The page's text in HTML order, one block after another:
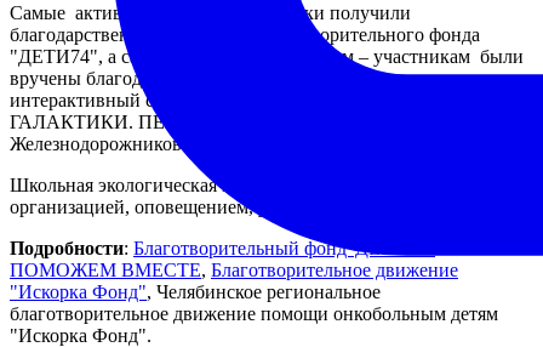
Самые активные классы – участники получили
благодарственные письма от Благотворительного фонда
"ДЕТИ74", а самым активным ученикам – участникам были
вручены благодарственные письма и билеты на
интерактивный спектакль – шоу «ХРАНИТЕЛИ
ГАЛАКТИКИ. ПЕРВЫЙ ПАТРУЛЬ» в ДК
Железнодорожников.
Школьная экологическая команда «Юниэк» занималась
организацией, оповещением, упаковкой и доставкой.
Подробности: Благотворительный фонд"ДЕТИ74"
ПОМОЖЕМ ВМЕСТЕ, Благотворительное движение
"Искорка Фонд", Челябинское региональное
благотворительное движение помощи онкобольным детям
"Искорка Фонд".